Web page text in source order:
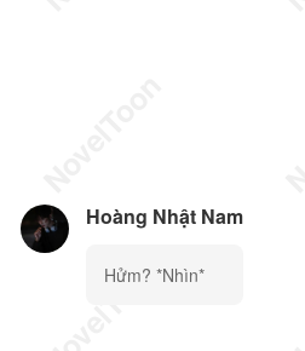
Hoàng Nhật Nam
Hửm? *Nhìn*